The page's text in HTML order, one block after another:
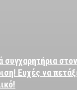
στον
Ευχές να